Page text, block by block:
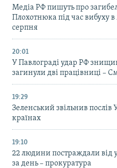
Медіа РФ пишуть про
Плохотнюка під час вибуху
серпня
20:01
У Павлограді удар РФ
загинули дві працівниці –
19:29
Зеленський звільнив послів
країнах
19:10
22 людини постраждали від
за день – прокуратура